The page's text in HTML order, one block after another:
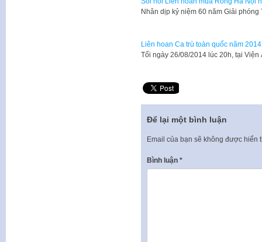
​Nhân dịp kỷ niệm 60 năm Giải
Liên hoan Ca trù toàn quốc năm 2014
​Tối ngày 26/08/2014 lúc 20h, tại
Để lại một bình luận
Email của bạn sẽ không được hiển
Bình luận *